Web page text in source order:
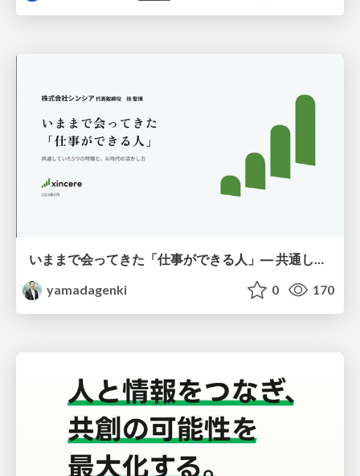
いままで会ってきた「仕事ができる人」― 共通していた5つの特徴とAI時代の活かし方
yamadagenki
0 170